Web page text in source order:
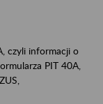
czyli informacji o
PIT 40A,